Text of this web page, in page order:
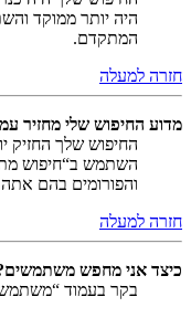
היה יותר ממוקד
המתקדם.
חזרה למעלה
מדוע החיפוש שלי מחזיר
החיפוש שלך החזיק
השתמש ב“חיפוש
והפורומים בהם
חזרה למעלה
כיצד אני מחפש
בקר בעמוד